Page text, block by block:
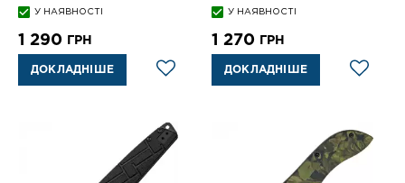
У НАЯВНОСТІ
1 290 ГРН
ДОКЛАДНІШЕ
У НАЯВНОСТІ
1 270 ГРН
ДОКЛАДНІШЕ